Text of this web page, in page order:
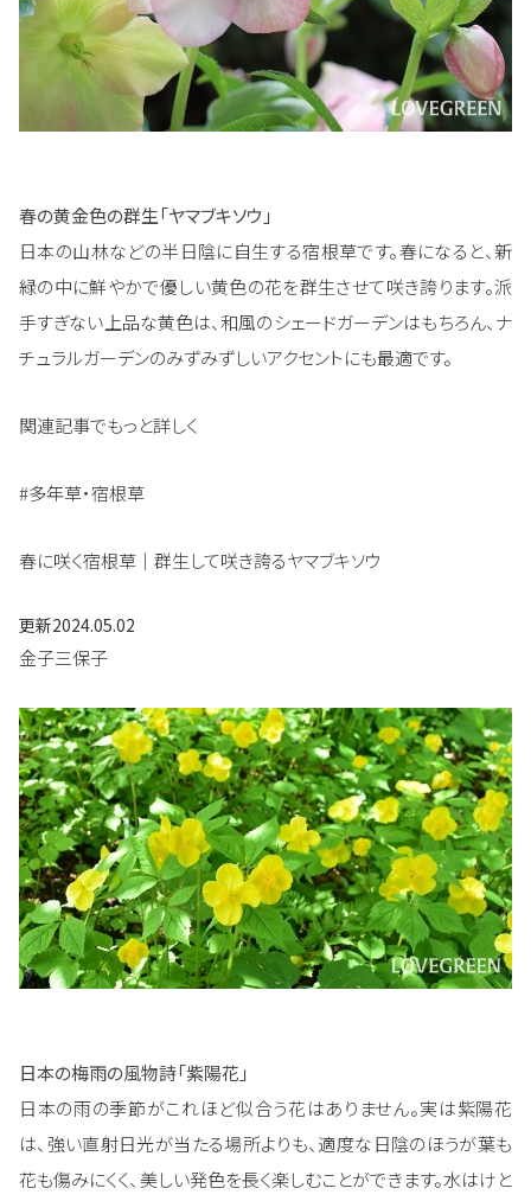
春の黄金色の群生「ヤマブキソウ」
日本の山林などの半日陰に自生する宿根草です。春になると、新
緑の中に鮮やかで優しい黄色の花を群生させて咲き誇ります。派
手すぎない上品な黄色は、和風のシェードガーデンはもちろん、ナ
チュラルガーデンのみずみずしいアクセントにも最適です。
関連記事でもっと詳しく
#多年草・宿根草
春に咲く宿根草｜群生して咲き誇るヤマブキソウ
更新2024.05.02
金子三保子
日本の梅雨の風物詩「紫陽花」
日本の雨の季節がこれほど似合う花はありません。実は紫陽花
は、強い直射日光が当たる場所よりも、適度な日陰のほうが葉も
花も傷みにくく、美しい発色を長く楽しむことができます。水はけと